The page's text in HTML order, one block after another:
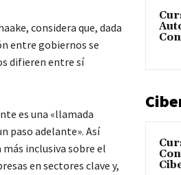
considera que, dada
entre gobiernos se
difieren entre sí
es una «llamada
paso adelante». Así
inclusiva sobre el
en sectores clave y,